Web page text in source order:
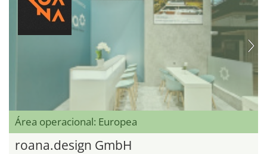
Área operacional: Europea
roana.design GmbH